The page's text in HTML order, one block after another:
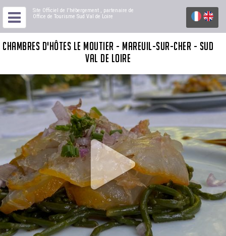
Site Officiel de l'hébergement , partenaire de
Office de Tourisme Sud Val de Loire
CHAMBRES D'HÔTES LE MOUTIER - MAREUIL-SUR-CHER - SUD
VAL DE LOIRE